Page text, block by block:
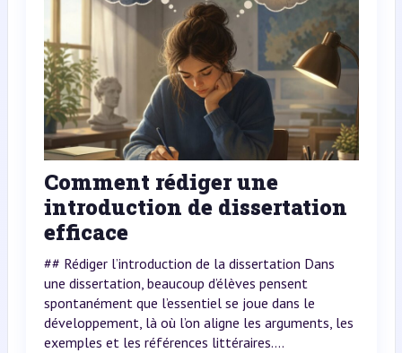
Comment rédiger une
introduction de dissertation
efficace
## Rédiger l’introduction de la dissertation Dans
une dissertation, beaucoup d’élèves pensent
spontanément que l’essentiel se joue dans le
développement, là où l’on aligne les arguments, les
exemples et les références littéraires....